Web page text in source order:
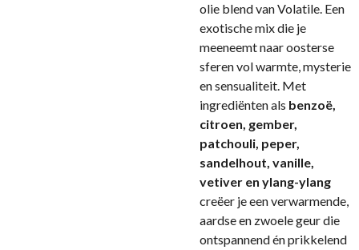
olie blend van Volatile. Een
exotische mix die je
meeneemt naar oosterse
sferen vol warmte, mysterie
en sensualiteit. Met
ingrediënten als benzoë,
citroen, gember,
patchouli, peper,
sandelhout, vanille,
vetiver en ylang-ylang
creëer je een verwarmende,
aardse en zwoele geur die
ontspannend én prikkelend